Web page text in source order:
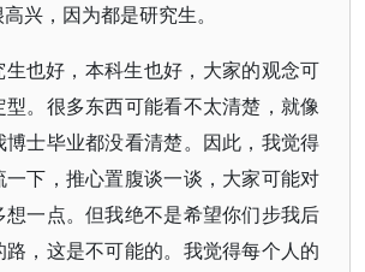
兴，因为都是研究生。
也好，本科生也好，大家的观念可
。很多东西可能看不太清楚，就像
士毕业都没看清楚。因此，我觉得
一下，推心置腹谈一谈，大家可能对
一点。但我绝不是希望你们步我后
，这是不可能的。我觉得每个人的